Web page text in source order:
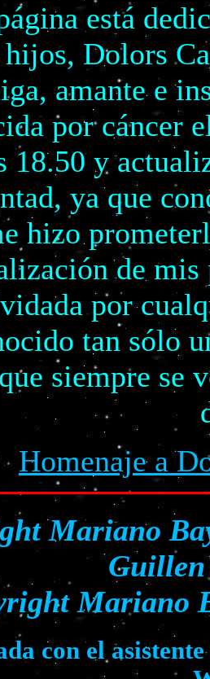
está
Dolors
amante e
por cáncer
18.50 y
ya que
hizo
de mis
por
tan sólo
siempre se
Homenaje a
Mariano
Guillen
Mariano
con el